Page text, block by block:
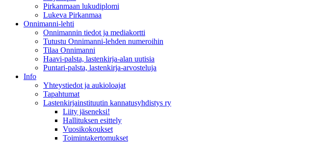
Pirkanmaan lukudiplomi
Lukeva Pirkanmaa
Onnimanni-lehti
Onnimannin tiedot ja mediakortti
Tutustu Onnimanni-lehden numeroihin
Tilaa Onnimanni
Haavi-palsta, lastenkirja-alan uutisia
Puntari-palsta, lastenkirja-arvosteluja
Info
Yhteystiedot ja aukioloajat
Tapahtumat
Lastenkirjainstituutin kannatusyhdistys ry
Liity jäseneksi!
Hallituksen esittely
Vuosikokoukset
Toimintakertomukset